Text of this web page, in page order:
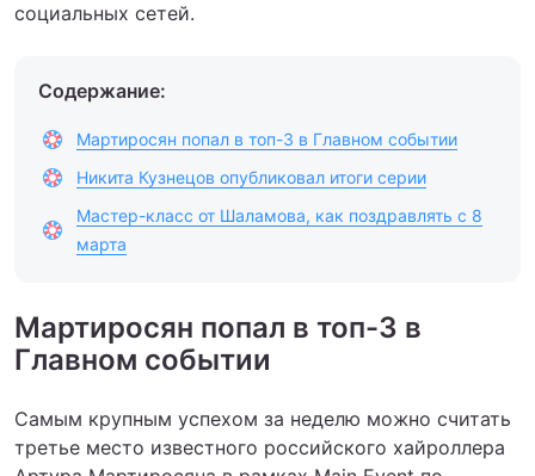
социальных сетей.
Содержание:
Мартиросян попал в топ-3 в Главном событии
Никита Кузнецов опубликовал итоги серии
Мастер-класс от Шаламова, как поздравлять с 8
марта
Мартиросян попал в топ-3 в
Главном событии
Самым крупным успехом за неделю можно считать
третье место известного российского хайроллера